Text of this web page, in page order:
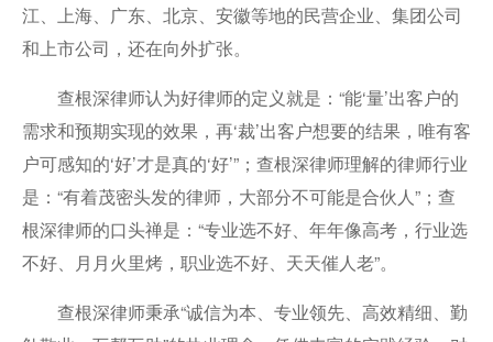
江、上海、广东、北京、安徽等地的民营企业、集团公司
和上市公司，还在向外扩张。
查根深律师认为好律师的定义就是：“能‘量’出客户的
需求和预期实现的效果，再‘裁’出客户想要的结果，唯有客
户可感知的‘好’才是真的‘好’”；查根深律师理解的律师行业
是：“有着茂密头发的律师，大部分不可能是合伙人”；查
根深律师的口头禅是：“专业选不好、年年像高考，行业选
不好、月月火里烤，职业选不好、天天催人老”。
查根深律师秉承“诚信为本、专业领先、高效精细、勤